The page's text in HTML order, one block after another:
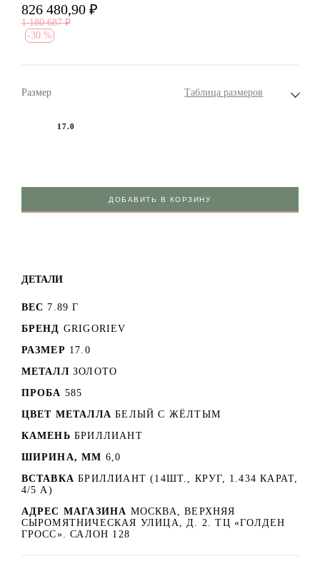
826 480,90 ₽
1 180 687 ₽
-30 %
Размер Таблица размеров
17.0
ДОБАВИТЬ В КОРЗИНУ
ДЕТАЛИ
ВЕС 7.89 Г
БРЕНД GRIGORIEV
РАЗМЕР 17.0
МЕТАЛЛ ЗОЛОТО
ПРОБА 585
ЦВЕТ МЕТАЛЛА БЕЛЫЙ C ЖЁЛТЫМ
КАМЕНЬ БРИЛЛИАНТ
ШИРИНА, ММ 6,0
ВСТАВКА БРИЛЛИАНТ (14ШТ., КРУГ, 1.434 КАРАТ,
4/5 А)
АДРЕС МАГАЗИНА МОСКВА, ВЕРХНЯЯ
СЫРОМЯТНИЧЕСКАЯ УЛИЦА, Д. 2. ТЦ «ГОЛДЕН
ГРОСС». САЛОН 128